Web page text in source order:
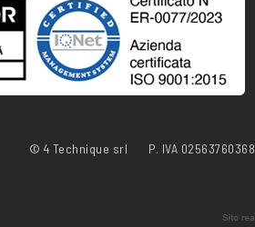
© 4 Technique srl P. IVA 02563760368